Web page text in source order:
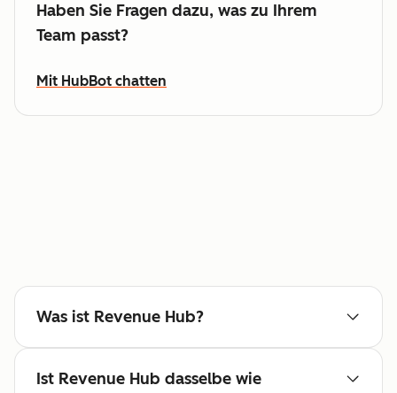
Haben Sie Fragen dazu, was zu Ihrem
Team passt?
Mit HubBot chatten
Was ist Revenue Hub?
Ist Revenue Hub dasselbe wie